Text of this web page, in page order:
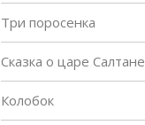
Три поросенка
Сказка о царе Салтане
Колобок